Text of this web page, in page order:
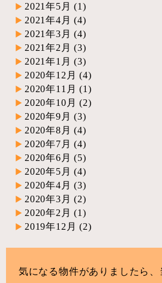
2021年5月 (1)
2021年4月 (4)
2021年3月 (4)
2021年2月 (3)
2021年1月 (3)
2020年12月 (4)
2020年11月 (1)
2020年10月 (2)
2020年9月 (3)
2020年8月 (4)
2020年7月 (4)
2020年6月 (5)
2020年5月 (4)
2020年4月 (3)
2020年3月 (2)
2020年2月 (1)
2019年12月 (2)
気になる物件がありましたら